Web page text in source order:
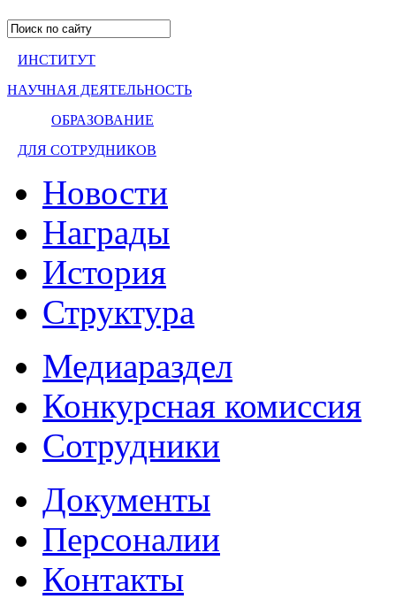
ИНСТИТУТ
НАУЧНАЯ ДЕЯТЕЛЬНОСТЬ
ОБРАЗОВАНИЕ
ДЛЯ СОТРУДНИКОВ
Новости
Награды
История
Структура
Медиараздел
Конкурсная комиссия
Сотрудники
Документы
Персоналии
Контакты